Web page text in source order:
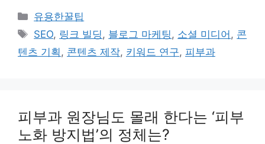
카
테
리
유용한꿀팁
태
그
SEO, 링크 빌딩 , 블로그 마케팅 , 소셜 미디어 , 콘
텐츠 기획 , 콘텐츠 제작, 키워드 연구, 피부과
피부과 원장님도 몰래 한다는 ‘피부
노화 방지법’의 정체는?